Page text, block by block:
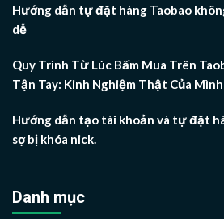
Hướng dẫn tự đặt hàng Taobao
dễ
Quy Trình Từ Lúc Bấm Mua Trên
Tận Tay: Kinh Nghiệm Thật Của Mình
Hướng dẫn tạo tài khoản và tự đặt
sợ bị khóa nick.
Danh mục